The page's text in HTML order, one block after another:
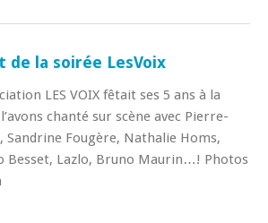
de la soirée LesVoix
LES VOIX fêtait ses 5 ans à la
chanté sur scène avec Pierre-
Sandrine Fougère, Nathalie Homs,
Besset, Lazlo, Bruno Maurin…! Photos